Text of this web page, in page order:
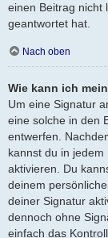
einen Beitrag nicht
geantwortet hat.
Nach oben
Wie kann ich
Um eine Signatur
eine solche in den
entwerfen.
kannst du in jedem
aktivieren. Du
deinem
deiner Signatur
dennoch ohne
einfach das